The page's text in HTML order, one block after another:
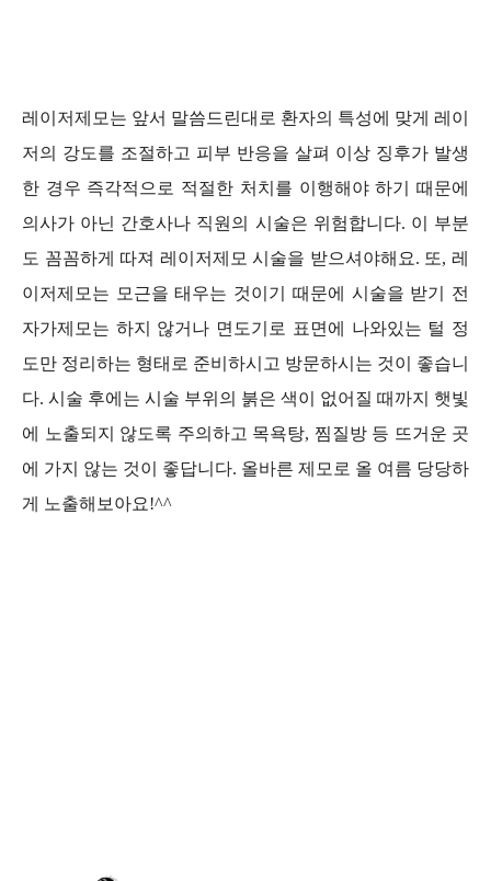
레이저제모는 앞서 말씀드린대로 환자의 특성에 맞게 레이
저의 강도를 조절하고 피부 반응을 살펴 이상 징후가 발생
한 경우 즉각적으로 적절한 처치를 이행해야 하기 때문에
의사가 아닌 간호사나 직원의 시술은 위험합니다. 이 부분
도 꼼꼼하게 따져 레이저제모 시술을 받으셔야해요. 또, 레
이저제모는 모근을 태우는 것이기 때문에 시술을 받기 전
자가제모는 하지 않거나 면도기로 표면에 나와있는 털 정
도만 정리하는 형태로 준비하시고 방문하시는 것이 좋습니
다. 시술 후에는 시술 부위의 붉은 색이 없어질 때까지 햇빛
에 노출되지 않도록 주의하고 목욕탕, 찜질방 등 뜨거운 곳
에 가지 않는 것이 좋답니다. 올바른 제모로 올 여름 당당하
게 노출해보아요!^^